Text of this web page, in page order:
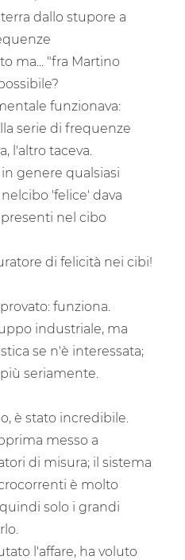
dallo stupore a
ma... "fra Martino
funzionava:
serie di frequenze
l'altro taceva.
genere qualsiasi
'felice' dava
nel cibo
di felicità nei cibi!
funziona.
industriale, ma
se n'è interessata;
seriamente.
è stato incredibile.
messo a
di misura; il sistema
è molto
solo i grandi
l'affare, ha voluto